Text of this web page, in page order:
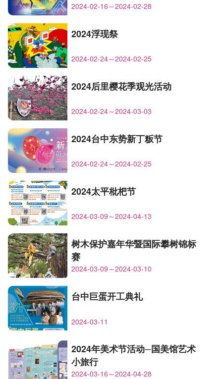
2024-02-16～2024-02-28
2024浮现祭
2024-02-24～2024-02-25
2024后里樱花季观光活动
2024-02-24～2024-03-03
2024台中东势新丁粄节
2024-02-24～2024-02-25
2024太平枇杷节
2024-03-09～2024-04-13
树木保护嘉年华暨国际攀树锦标
赛
2024-03-09～2024-03-10
台中巨蛋开工典礼
2024-03-11
2024年美术节活动─国美馆艺术
小旅行
2024-03-16～2024-04-28